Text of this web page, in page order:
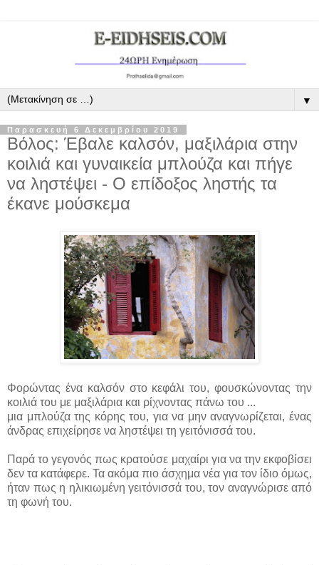
▼
Παρασκευή 6 Δεκεμβρίου 2019
Βόλος: Έβαλε καλσόν, μαξιλάρια στην
κοιλιά και γυναικεία μπλούζα και πήγε
να ληστέψει - Ο επίδοξος ληστής τα
έκανε μούσκεμα
Φορώντας ένα καλσόν στο κεφάλι του, φουσκώνοντας την
κοιλιά του με μαξιλάρια και ρίχνοντας πάνω του ...
μια μπλούζα της κόρης του, για να μην αναγνωρίζεται, ένας
άνδρας επιχείρησε να ληστέψει τη γειτόνισσά του.
Παρά το γεγονός πως κρατούσε μαχαίρι για να την εκφοβίσει
δεν τα κατάφερε. Τα ακόμα πιο άσχημα νέα για τον ίδιο όμως,
ήταν πως η ηλικιωμένη γειτόνισσά του, τον αναγνώρισε από
τη φωνή του.